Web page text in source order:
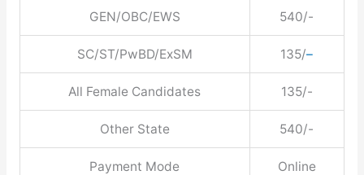
GEN/OBC/EWS 540/-
SC/ST/PwBD/ExSM 135/–
All Female Candidates 135/-
Other State 540/-
Payment Mode Online